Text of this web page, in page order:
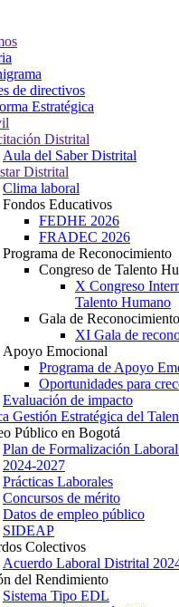
de directivos
Estratégica
Distrital
Aula del Saber Distrital
Distrital
Clima laboral
Fondos Educativos
FEDHE 2026
FRADEC 2026
Programa de Reconocimiento
Congreso de Talento
X Congreso
Talento Humano
Gala de Reconocimiento
XI Gala de
Apoyo Emocional
Programa de Apoyo
Oportunidades para
Evaluación de impacto
Gestión Estratégica del
Público en Bogotá
Plan de Formalización
2024-2027
Prácticas Laborales
Concursos de mérito
Datos de empleo público
SIDEAP
Colectivos
Acuerdo Laboral Distrital
del Rendimiento
Sistema Tipo EDL